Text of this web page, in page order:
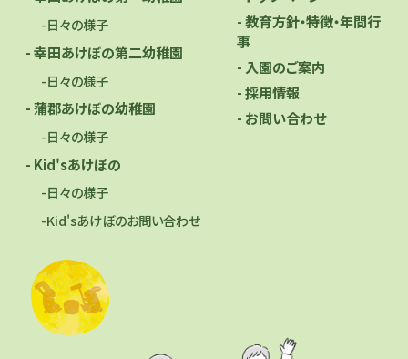
-日々の様子
- 幸田あけぼの第二幼稚園
-日々の様子
- 蒲郡あけぼの幼稚園
-日々の様子
- Kid'sあけぼの
-日々の様子
-Kid'sあけぼのお問い合わせ
- 教育方針・特徴・年間行
事
- 入園のご案内
- 採用情報
- お問い合わせ